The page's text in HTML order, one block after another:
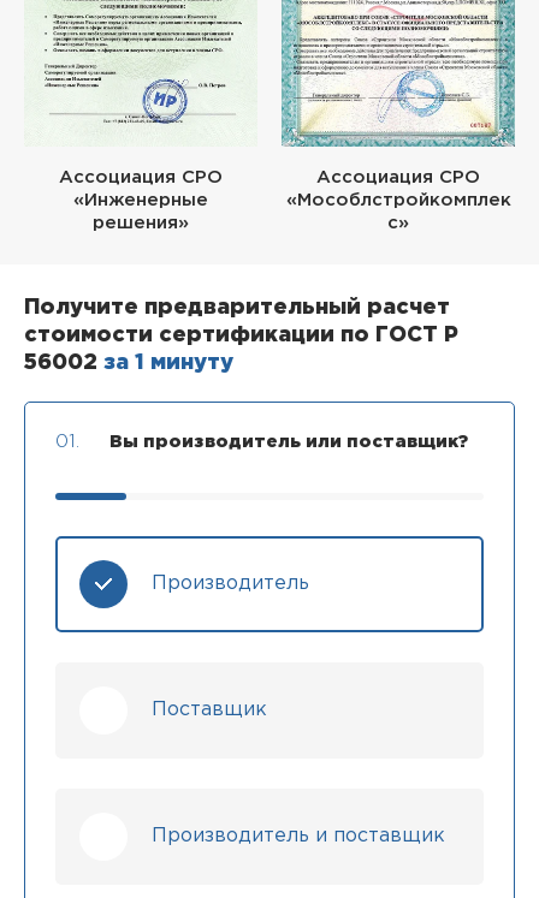
Ассоциация СРО
«Инженерные
решения»
Ассоциация СРО
«Мособлстройкомплек
с»
Получите предварительный расчет
стоимости сертификации по ГОСТ Р
56002 за 1 минуту
01. Вы производитель или поставщик?
Производитель
Поставщик
Производитель и поставщик